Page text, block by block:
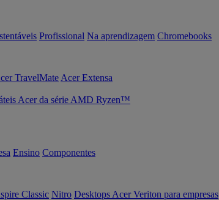
Profissional Na aprendizagem Chromebooks
TravelMate Acer Extensa
Acer da série AMD Ryzen™
Ensino Componentes
Classic Nitro Desktops Acer Veriton para empresas